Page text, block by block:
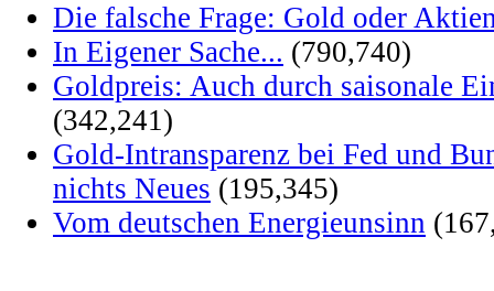
Die falsche Frage: Gold oder
In Eigener Sache... (790,740)
Goldpreis: Auch durch saisonale
(342,241)
Gold-Intransparenz bei Fed und
nichts Neues (195,345)
Vom deutschen Energieunsinn